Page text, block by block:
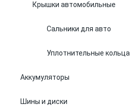
Крышки автомобильные
Сальники для авто
Уплотнительные кольца
Аккумуляторы
Шины и диски